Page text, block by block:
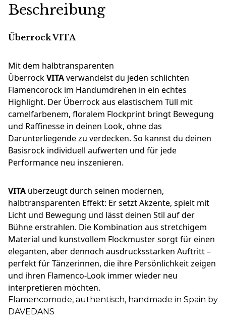
Beschreibung
Überrock VITA
Mit dem halbtransparenten
ÜberrockVITAverwandelst du jeden schlichten
Flamencorock im Handumdrehen in ein echtes
Highlight. Der Überrock aus elastischem Tüll mit
camelfarbenem, floralem Flockprint bringt Bewegung
und Raffinesse in deinen Look, ohne das
Darunterliegende zu verdecken. So kannst du deinen
Basisrock individuell aufwerten und für jede
Performance neu inszenieren.
VITA überzeugt durch seinen modernen,
halbtransparenten Effekt: Er setzt Akzente, spielt mit
Licht und Bewegung und lässt deinen Stil auf der
Bühne erstrahlen. Die Kombination aus stretchigem
Material und kunstvollem Flockmuster sorgt für einen
eleganten, aber dennoch ausdrucksstarken Auftritt –
perfekt für Tänzerinnen, die ihre Persönlichkeit zeigen
und ihren Flamenco-Look immer wieder neu
interpretieren möchten.
Flamencomode, authentisch, handmade in Spain by
DAVEDANS